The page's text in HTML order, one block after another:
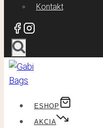
Kontakt
ESHOP
AKCIA